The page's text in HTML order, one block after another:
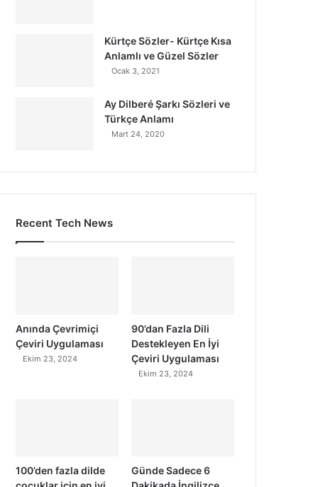
Kürtçe Sözler- Kürtçe Kısa
Anlamlı ve Güzel Sözler
Ocak 3, 2021
Ay Dilberé Şarkı Sözleri ve
Türkçe Anlamı
Mart 24, 2020
Recent Tech News
Anında Çevrimiçi
Çeviri Uygulaması
Ekim 23, 2024
90’dan Fazla Dili
Destekleyen En İyi
Çeviri Uygulaması
Ekim 23, 2024
100’den fazla dilde
Günde Sadece 6